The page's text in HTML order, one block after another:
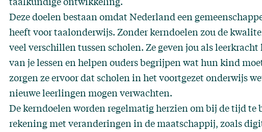
Deze doelen bestaan omdat Nederland een
heeft voor taalonderwijs. Zonder kerndoelen zou de
veel verschillen tussen scholen. Ze geven jou als
van je lessen en helpen ouders begrijpen wat hun kind
zorgen ze ervoor dat scholen in het voortgezet onderwijs
nieuwe leerlingen mogen verwachten.
De kerndoelen worden regelmatig herzien om bij de tijd te
rekening met veranderingen in de maatschappij, zoals